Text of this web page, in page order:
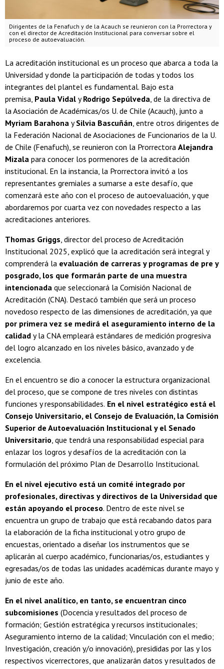
Dirigentes de la Fenafuch y de la Acauch se reunieron con la Prorrectora y
con el director de Acreditación Institucional para conversar sobre el
proceso de autoevaluación.
La acreditación institucional es un proceso que abarca a toda la
Universidad y donde la participación de todas y todos los
integrantes del plantel es fundamental. Bajo esta
premisa, Paula Vidal yRodrigo Sepúlveda, de la directiva de
la Asociación de Académicas/os U. de Chile (Acauch), junto a
Myriam Barahona ySilvia Bascuñán, entre otros dirigentes de
la Federación Nacional de Asociaciones de Funcionarios de la U.
de Chile (Fenafuch), se reunieron con la Prorrectora Alejandra
Mizala para conocer los pormenores de la acreditación
institucional. En la instancia, la Prorrectora invitó a los
representantes gremiales a sumarse a este desafío, que
comenzará este año con el proceso de autoevaluación, y que
abordaremos por cuarta vez con novedades respecto a las
acreditaciones anteriores.
Thomas Griggs, director del proceso de Acreditación
Institucional 2025, explicó que la acreditación será integral y
comprenderá la evaluación de carreras y programas de pre y
posgrado, los que formarán parte de una muestra
intencionada que seleccionará la Comisión Nacional de
Acreditación (CNA). Destacó también que será un proceso
novedoso respecto de las dimensiones de acreditación, ya que
por primera vez se medirá el aseguramiento interno de la
calidad y la CNA empleará estándares de medición progresiva
del logro alcanzado en los niveles básico, avanzado y de
excelencia.
En el encuentro se dio a conocer la estructura organizacional
del proceso, que se compone de tres niveles con distintas
funciones y responsabilidades. En el nivel estratégico está el
Consejo Universitario, el Consejo de Evaluación, la Comisión
Superior de Autoevaluación Institucional y el Senado
Universitario, que tendrá una responsabilidad especial para
enlazar los logros y desafíos de la acreditación con la
formulación del próximo Plan de Desarrollo Institucional.
En el nivel ejecutivo está un comité integrado por
profesionales, directivas y directivos de la Universidad que
están apoyando el proceso. Dentro de este nivel se
encuentra un grupo de trabajo que está recabando datos para
la elaboración de la ficha institucional y otro grupo de
encuestas, orientado a diseñar los instrumentos que se
aplicarán al cuerpo académico, funcionarias/os, estudiantes y
egresadas/os de todas las unidades académicas durante mayo y
junio de este año.
En el nivel analítico, en tanto, se encuentran cinco
subcomisiones (Docencia y resultados del proceso de
formación; Gestión estratégica y recursos institucionales;
Aseguramiento interno de la calidad; Vinculación con el medio;
Investigación, creación y/o innovación), presididas por las y los
respectivos vicerrectores, que analizarán datos y resultados de